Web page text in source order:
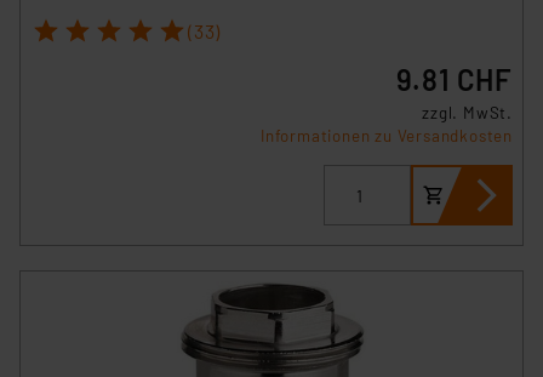
1 2 3 4 5 (33)
9.81 CHF
zzgl. MwSt.
Informationen zu Versandkosten